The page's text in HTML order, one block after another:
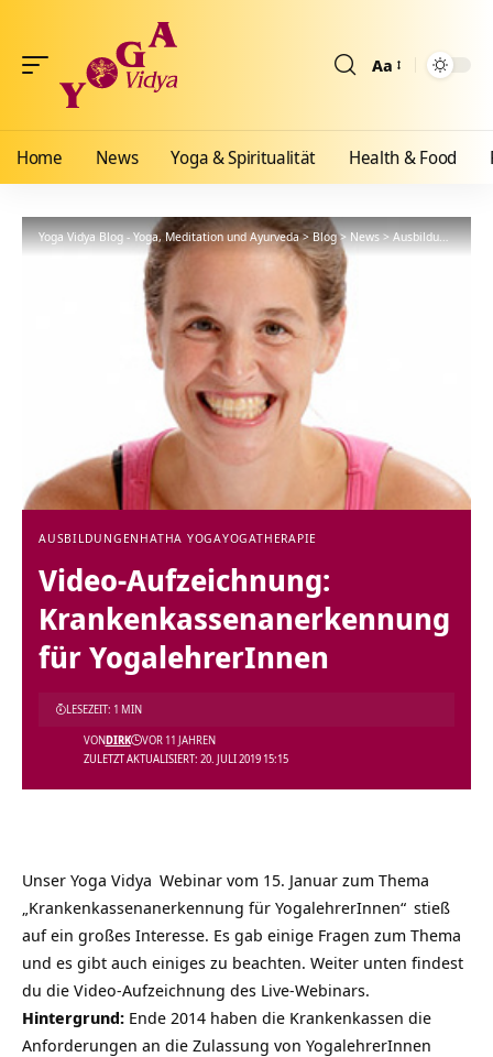
Aa
Home News Yoga & Spiritualität Health & Food
Yoga Vidya Blog - Yoga, Meditation und Ayurveda>Blog>News>Ausbildungen >
AUSBILDUNGEN HATHA YOGAYOGATHERAPIE
Video-Aufzeichnung:
Krankenkassenanerkennung
für YogalehrerInnen
ZULETZT AKTUALISIERT: 20. JULI 2019 15:15
VONDIRK VOR 11 JAHREN
LESEZEIT: 1 MIN
Unser Yoga Vidya Webinar vom 15. Januar zum Thema
„Krankenkassenanerkennung für YogalehrerInnen“ stieß
auf ein großes Interesse. Es gab einige Fragen zum Thema
und es gibt auch einiges zu beachten. Weiter unten findest
du die Video-Aufzeichnung des Live-Webinars.
Hintergrund: Ende 2014 haben die Krankenkassen die
Anforderungen an die Zulassung von YogalehrerInnen